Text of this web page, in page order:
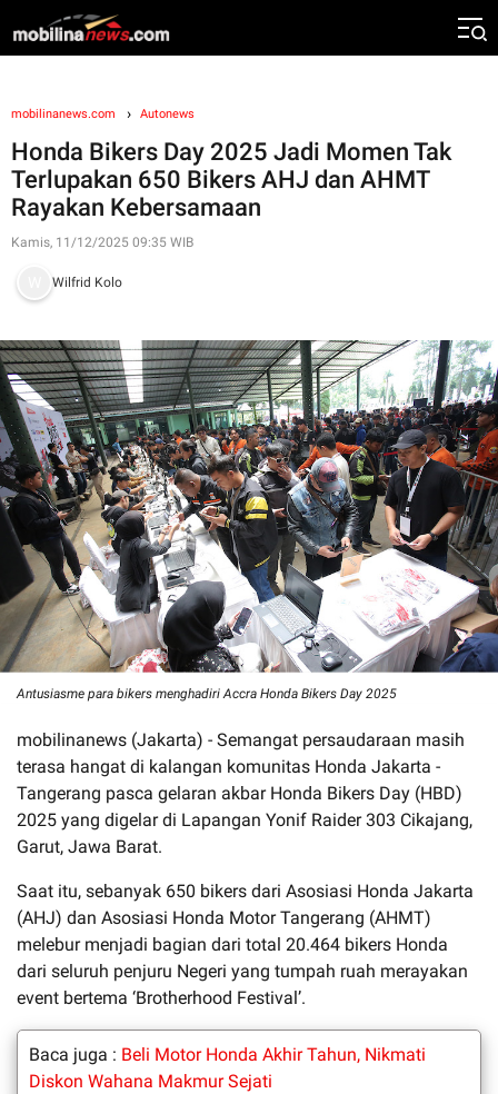
mobilinanews.com Autonews
Honda Bikers Day 2025 Jadi Momen Tak
Terlupakan 650 Bikers AHJ dan AHMT
Rayakan Kebersamaan
Kamis, 11/12/2025 09:35 WIB
Wilfrid Kolo
Antusiasme para bikers menghadiri Accra Honda Bikers Day 2025
mobilinanews (Jakarta) - Semangat persaudaraan masih
terasa hangat di kalangan komunitas Honda Jakarta -
Tangerang pasca gelaran akbar Honda Bikers Day (HBD)
2025 yang digelar di Lapangan Yonif Raider 303 Cikajang,
Garut, Jawa Barat.
Saat itu, sebanyak 650 bikers dari Asosiasi Honda Jakarta
(AHJ) dan Asosiasi Honda Motor Tangerang (AHMT)
melebur menjadi bagian dari total 20.464 bikers Honda
dari seluruh penjuru Negeri yang tumpah ruah merayakan
event bertema ‘Brotherhood Festival’.
Baca juga : Beli Motor Honda Akhir Tahun, Nikmati
Diskon Wahana Makmur Sejati